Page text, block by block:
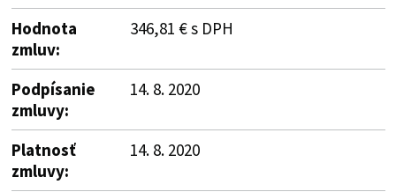
Hodnota
zmluv:
346,81 € s DPH
Podpísanie
zmluvy:
14. 8. 2020
Platnosť
zmluvy:
14. 8. 2020